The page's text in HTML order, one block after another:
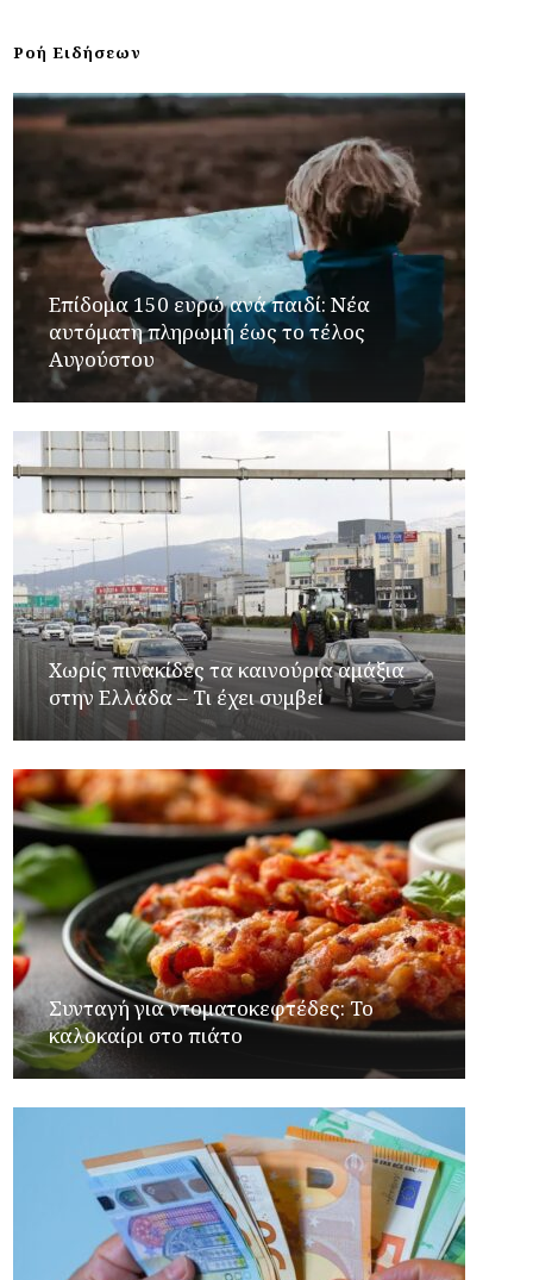
Ροή Ειδήσεων
Επίδομα 150 ευρώ ανά παιδί: Νέα
αυτόματη πληρωμή έως το τέλος
Αυγούστου
Χωρίς πινακίδες τα καινούρια αμάξια
στην Ελλάδα – Τι έχει συμβεί
Συνταγή για ντοματοκεφτέδες: Το
καλοκαίρι στο πιάτο